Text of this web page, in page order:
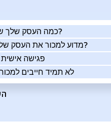
כמה העסק שלך שווה באמת?
מדוע למכור את העסק שלך בעזרתנו?
פגישה
לא תמיד חייבים